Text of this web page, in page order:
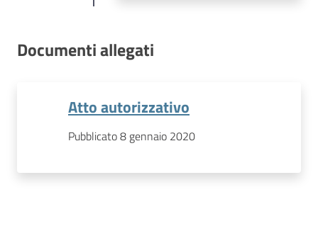
Documenti allegati
Atto autorizzativo
Pubblicato 8 gennaio 2020